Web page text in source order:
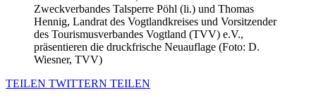
Zweckverbandes Talsperre Pöhl (li.) und Thomas
Hennig, Landrat des Vogtlandkreises und Vorsitzender
des Tourismusverbandes Vogtland (TVV) e.V.,
präsentieren die druckfrische Neuauflage (Foto: D.
Wiesner, TVV)
TEILEN TWITTERN TEILEN